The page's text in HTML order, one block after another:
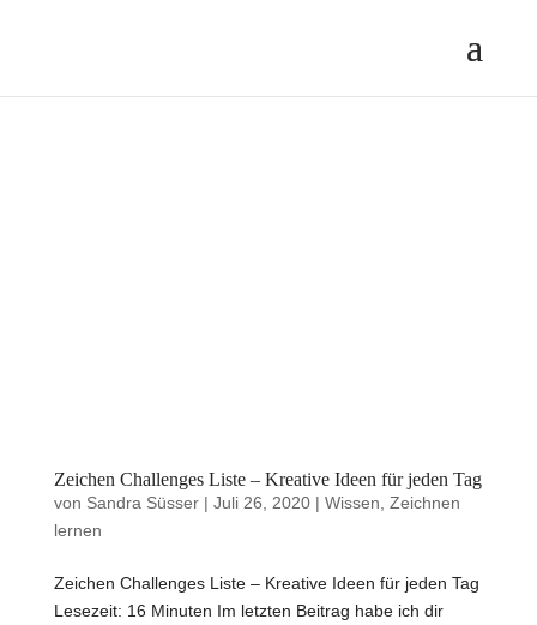
Zeichen Challenges Liste – Kreative Ideen für jeden Tag
von Sandra Süsser| Juli 26, 2020| Wissen Zeichnen
lernen
Zeichen Challenges Liste – Kreative Ideen für jeden Tag
Lesezeit: 16 Minuten Im letzten Beitrag habe ich dir